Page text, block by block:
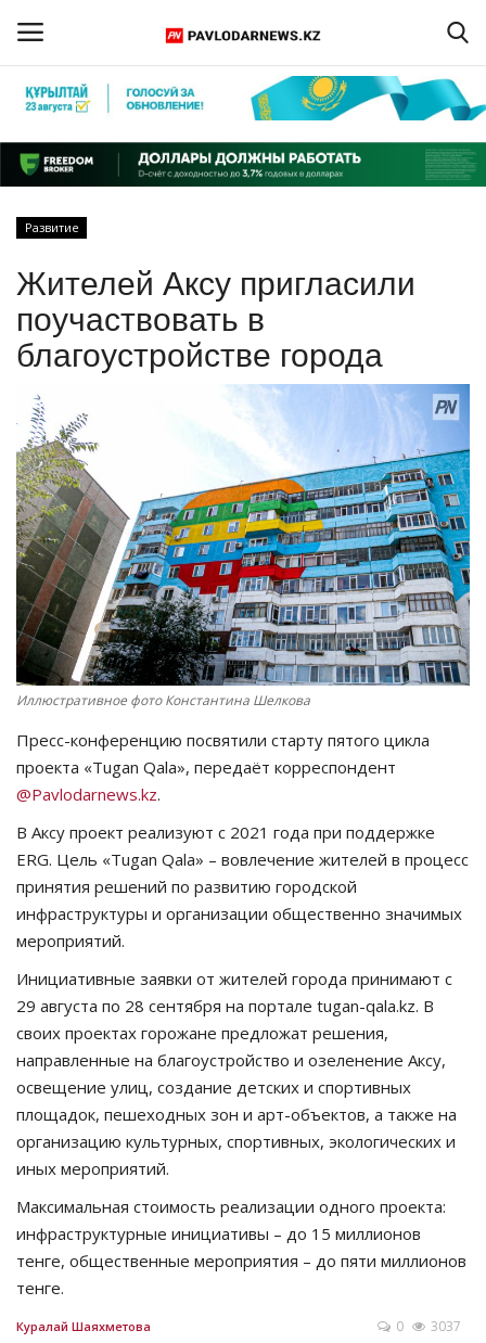
Регистрация
Главная
ПАВЛОДАРСКАЯ ОБЛАСТЬ
КАЗАХСТАН
МИР
СПЕЦПРОЕКТЫ
СПОРТ
Чек-лист
РАЗВЛЕЧЕНИЯ
OFFICIAL
Курултай
Язык
Қазақша Русский
Развитие
Жителей Аксу пригласили
поучаствовать в
благоустройстве города
Иллюстративное фото Константина Шелкова
Пресс-конференцию посвятили старту пятого цикла
проекта «Tugan Qala», передаёт корреспондент
@Pavlodarnews.kz.
В Аксу проект реализуют с 2021 года при поддержке
ERG. Цель «Tugan Qala» – вовлечение жителей в процесс
принятия решений по развитию городской
инфраструктуры и организации общественно значимых
мероприятий.
Инициативные заявки от жителей города принимают с
29 августа по 28 сентября на портале tugan-qala.kz. В
своих проектах горожане предложат решения,
направленные на благоустройство и озеленение Аксу,
освещение улиц, создание детских и спортивных
площадок, пешеходных зон и арт-объектов, а также на
организацию культурных, спортивных, экологических и
иных мероприятий.
Максимальная стоимость реализации одного проекта:
инфраструктурные инициативы – до 15 миллионов
тенге, общественные мероприятия – до пяти миллионов
тенге.
Куралай Шаяхметова 0 3037